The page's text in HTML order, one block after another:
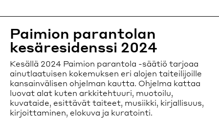
Paimion parantolan
kesäresidenssi 2024
Kesällä 2024 Paimion parantola -säätiö tarjoaa
ainutlaatuisen kokemuksen eri alojen taiteilijoille
kansainvälisen ohjelman kautta. Ohjelma kattaa
luovat alat kuten arkkitehtuuri, muotoilu,
kuvataide, esittävät taiteet, musiikki, kirjallisuus,
kirjoittaminen, elokuva ja kuratointi.